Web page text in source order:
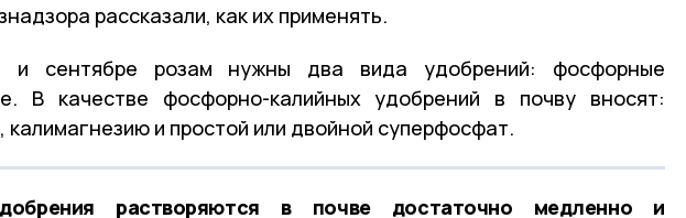
рассказали, как их применять.
и сентябре розам нужны два вида удобрений: фосфорные
В качестве фосфорно-калийных удобрений в почву вносят:
калимагнезию и простой или двойной суперфосфат.
растворяются в почве достаточно медленно и